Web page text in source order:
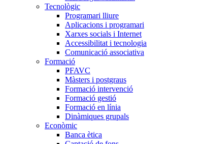
Tecnològic
Programari lliure
Aplicacions i programari
Xarxes socials i Internet
Accessibilitat i tecnologia
Comunicació associativa
Formació
PFAVC
Màsters i postgraus
Formació intervenció
Formació gestió
Formació en línia
Dinàmiques grupals
Econòmic
Banca ètica